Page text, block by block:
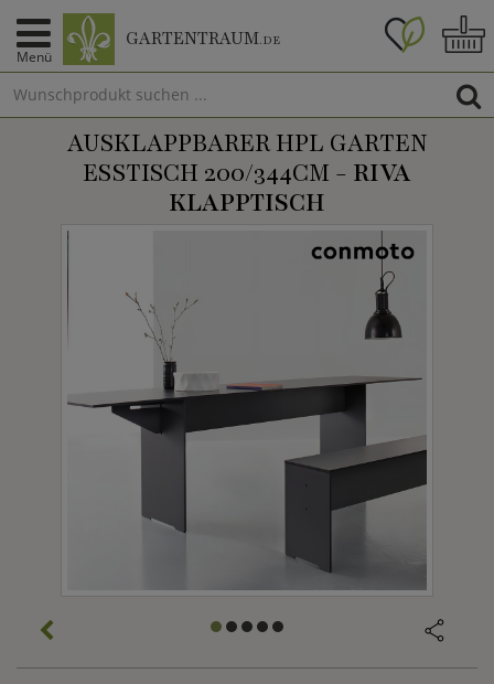
Menü
GARTENTRAUM.DE
AUSKLAPPBARER HPL GARTEN
ESSTISCH 200/344CM - RIVA
KLAPPTISCH